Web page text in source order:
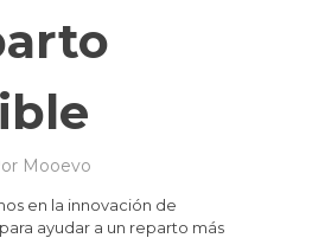
Mooevo
en la innovación de
ayudar a un reparto más